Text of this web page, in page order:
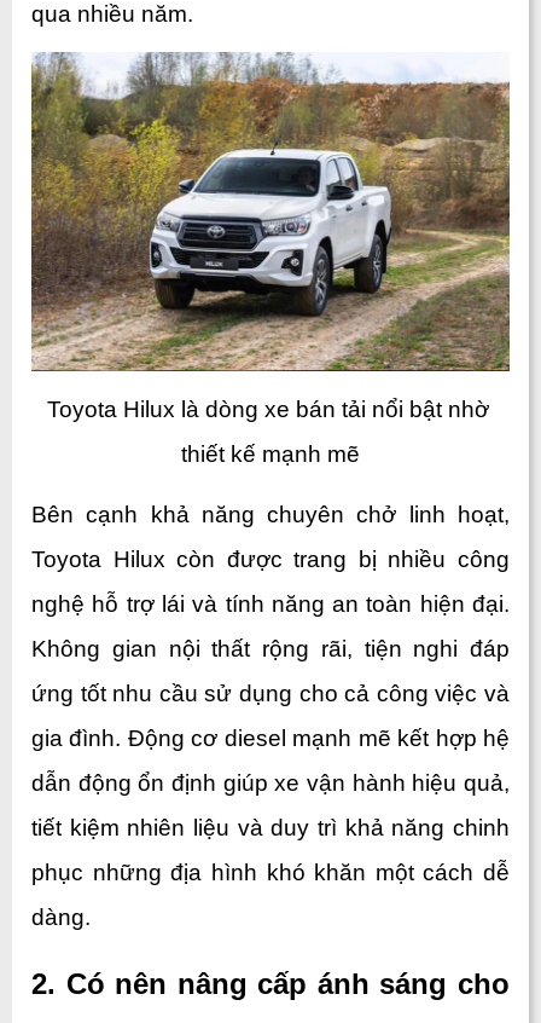
qua nhiều năm.
Toyota Hilux là dòng xe bán tải nổi bật nhờ
thiết kế mạnh mẽ
Bên cạnh khả năng chuyên chở linh hoạt,
Toyota Hilux còn được trang bị nhiều công
nghệ hỗ trợ lái và tính năng an toàn hiện đại.
Không gian nội thất rộng rãi, tiện nghi đáp
ứng tốt nhu cầu sử dụng cho cả công việc và
gia đình. Động cơ diesel mạnh mẽ kết hợp hệ
dẫn động ổn định giúp xe vận hành hiệu quả,
tiết kiệm nhiên liệu và duy trì khả năng chinh
phục những địa hình khó khăn một cách dễ
dàng.
2. Có nên nâng cấp ánh sáng cho